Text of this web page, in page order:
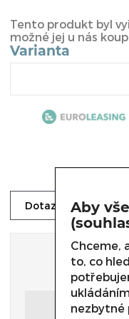
Tento produkt byl
možné jej u nás
Varianta
Dotaz prodejci
Aby
Chceme,
to, co
nezbytné